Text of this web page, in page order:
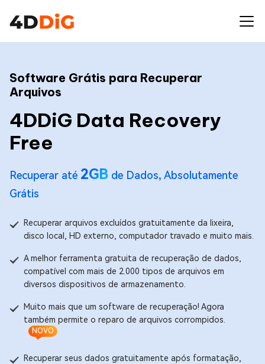
Software Grátis para Recuperar
Arquivos
4DDiG Data Recovery
Free
Recuperar até 2GB de Dados, Absolutamente
Grátis
Recuperar arquivos excluídos gratuitamente da lixeira,
disco local, HD externo, computador travado e muito mais.
A melhor ferramenta gratuita de recuperação de dados,
compatível com mais de 2.000 tipos de arquivos em
diversos dispositivos de armazenamento.
Muito mais que um software de recuperação! Agora
também permite o reparo de arquivos corrompidos.
NOVO
Recuperar seus dados gratuitamente após formatação,